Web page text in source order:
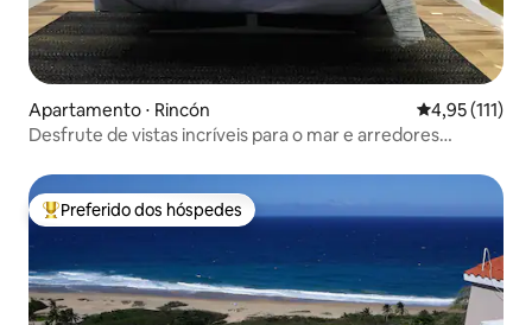
Apartamento ⋅ Rincón 4,95 de uma
4,95 (111)
Desfrute de vistas incríveis para o mar e arredores
Entre os melhores preferidos dos hóspedes
Preferido dos hóspedes